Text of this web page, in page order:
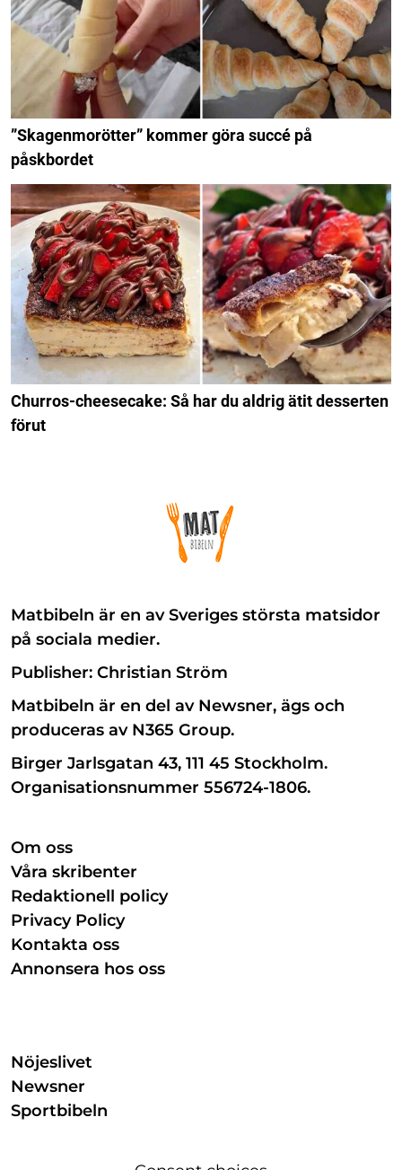
”Skagenmorötter” kommer göra succé på
påskbordet
Churros-cheesecake: Så har du aldrig ätit desserten
förut
Matbibeln är en av Sveriges största matsidor
på sociala medier.
Publisher: Christian Ström
Matbibeln är en del av Newsner, ägs och
produceras av N365 Group.
Birger Jarlsgatan 43, 111 45 Stockholm.
Organisationsnummer 556724-1806.
Om oss
Våra skribenter
Redaktionell policy
Privacy Policy
Kontakta oss
Annonsera hos oss
Nöjeslivet
Newsner
Sportbibeln